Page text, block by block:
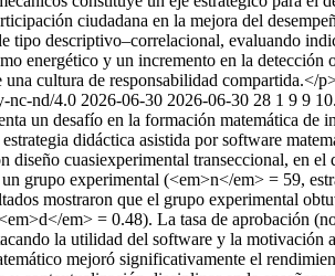
ciudadana en la mejora del
descriptivo–correlacional, evaluando
energético y un incremento en la detección
cultura de responsabilidad compartida.</
nc-nd/4.0 2026-06-30 2026-06-30 28 1 9 9
un desafío en la formación matemática de
didáctica asistida por software
cuasiexperimental transeccional, en el
grupo experimental (<em>n</em> = 59,
mostraron que el grupo experimental
em> = 0.48). La tasa de aprobación
la utilidad del software y la motivación
mejoró significativamente el